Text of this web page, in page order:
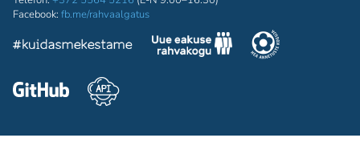
Facebook: fb.me/rahvaalgatus